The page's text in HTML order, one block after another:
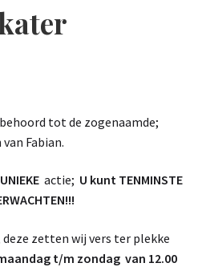
tot de zogenaamde;
Fabian.
UNIEKE actie; U kunt TENMINSTE
zetten wij vers ter plekke
t/m zondag van 12.00